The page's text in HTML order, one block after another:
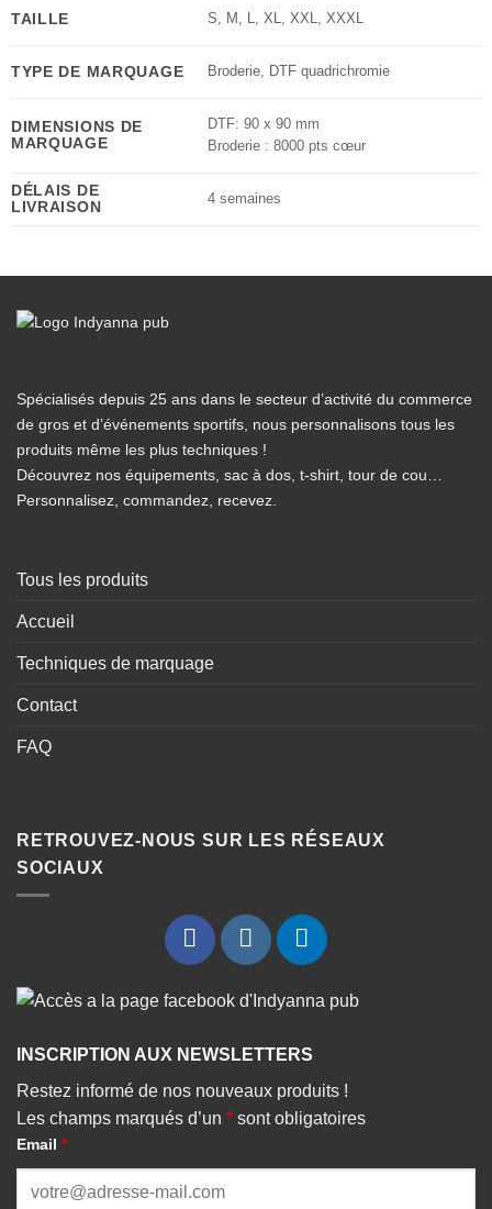
TAILLE S, M , L, XL, XXL, XXXL
TYPE DE MARQUAGE Broderie, DTF quadrichromie
DIMENSIONS DE
MARQUAGE
DTF: 90 x 90 mm
Broderie : 8000 pts cœur
DÉLAIS DE
LIVRAISON
4 semaines
Spécialisés depuis 25 ans dans le secteur d’activité du commerce
de gros et d’événements sportifs, nous personnalisons tous les
produits même les plus techniques !
Découvrez nos équipements, sac à dos, t-shirt, tour de cou…
Personnalisez, commandez, recevez.
Tous les produits
Accueil
Techniques de marquage
Contact
FAQ
RETROUVEZ-NOUS SUR LES RÉSEAUX
SOCIAUX
INSCRIPTION AUX NEWSLETTERS
Restez informé de nos nouveaux produits !
Les champs marqués d’un * sont obligatoires
Email *